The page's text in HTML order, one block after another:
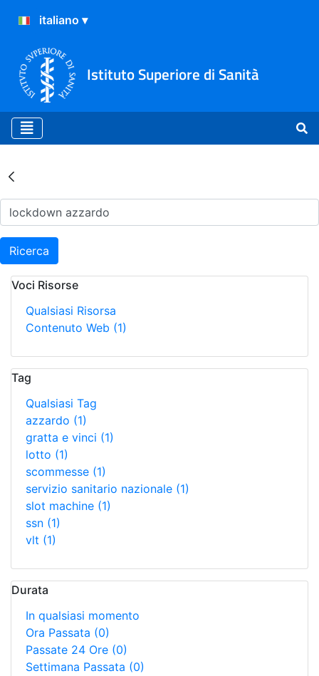
Istituto Superiore di Sanità
Risultati della Ricerca -
Ricerca
Voci Risorse
Qualsiasi Risorsa
Contenuto Web (1)
Tag
Qualsiasi Tag
azzardo (1)
gratta e vinci (1)
lotto (1)
scommesse (1)
servizio sanitario nazionale (1)
slot machine (1)
ssn (1)
vlt (1)
Durata
In qualsiasi momento
Ora Passata (0)
Passate 24 Ore (0)
Settimana Passata (0)